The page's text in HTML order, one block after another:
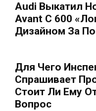
Audi Выкатил
Avant С 600
Дизайном За
Для Чего
Спрашивает
Стоит Ли Ему
Вопрос